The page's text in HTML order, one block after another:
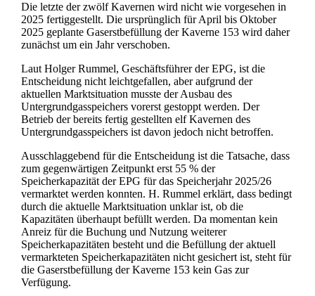
Die letzte der zwölf Kavernen wird nicht wie vorgesehen in
2025 fertiggestellt. Die ursprünglich für April bis Oktober
2025 geplante Gaserstbefüllung der Kaverne 153 wird daher
zunächst um ein Jahr verschoben.
Laut Holger Rummel, Geschäftsführer der EPG, ist die
Entscheidung nicht leichtgefallen, aber aufgrund der
aktuellen Marktsituation musste der Ausbau des
Untergrundgasspeichers vorerst gestoppt werden. Der
Betrieb der bereits fertig gestellten elf Kavernen des
Untergrundgasspeichers ist davon jedoch nicht betroffen.
Ausschlaggebend für die Entscheidung ist die Tatsache, dass
zum gegenwärtigen Zeitpunkt erst 55 % der
Speicherkapazität der EPG für das Speicherjahr 2025/26
vermarktet werden konnten. H. Rummel erklärt, dass bedingt
durch die aktuelle Marktsituation unklar ist, ob die
Kapazitäten überhaupt befüllt werden. Da momentan kein
Anreiz für die Buchung und Nutzung weiterer
Speicherkapazitäten besteht und die Befüllung der aktuell
vermarkteten Speicherkapazitäten nicht gesichert ist, steht für
die Gaserstbefüllung der Kaverne 153 kein Gas zur
Verfügung.